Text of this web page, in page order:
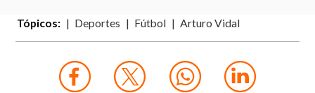
Tópicos: Deportes Fútbol Arturo Vidal